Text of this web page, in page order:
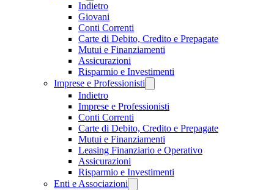
Indietro
Giovani
Conti Correnti
Carte di Debito, Credito e Prepagate
Mutui e Finanziamenti
Assicurazioni
Risparmio e Investimenti
Imprese e Professionisti
Indietro
Imprese e Professionisti
Conti Correnti
Carte di Debito, Credito e Prepagate
Mutui e Finanziamenti
Leasing Finanziario e Operativo
Assicurazioni
Risparmio e Investimenti
Enti e Associazioni